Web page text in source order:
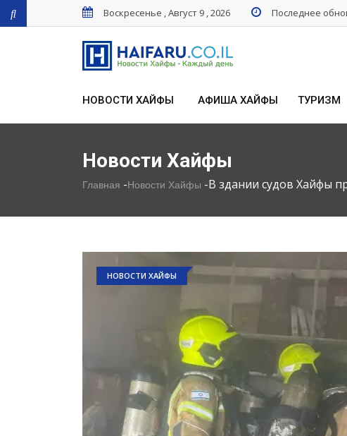
Воскресенье , Август 9 , 2026 Последнее
НОВОСТИ ХАЙФЫ АФИША ХАЙФЫ ТУРИЗМ
Новости Хайфы
Главная -Новости Хайфы -В здании судов Хайфы
НОВОСТИ ХАЙФЫ